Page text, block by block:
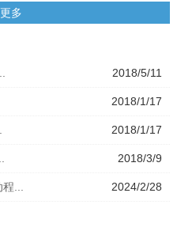
，把所有驱动都集成在一个文件
功能强大！
轻松的安装Windows驱动程
取到一个文件夹下保存。当用户
多
2018/5/11
2018/1/17
2018/1/17
2018/3/9
2024/2/28
程...